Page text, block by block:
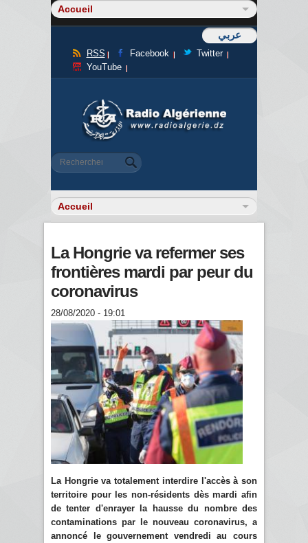
عربي
RSS Facebook
Twitter
YouTube
Formulaire de recherche
Rechercher
La Hongrie va refermer ses
frontières mardi par peur du
coronavirus
28/08/2020 - 19:01
La Hongrie va totalement interdire l'accès à son
territoire pour les non-résidents dès mardi afin
de tenter d'enrayer la hausse du nombre des
contaminations par le nouveau coronavirus, a
annoncé le gouvernement vendredi au cours